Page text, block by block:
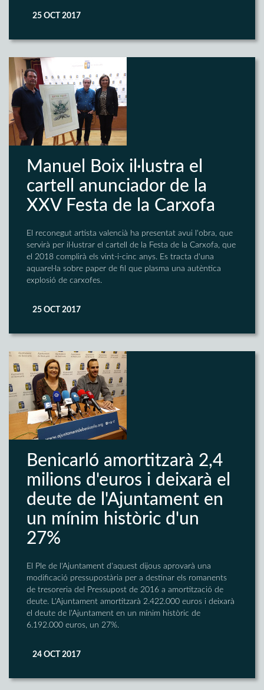
25 OCT 2017
Manuel Boix il·lustra el
cartell anunciador de la
XXV Festa de la Carxofa
El reconegut artista valencià ha presentat avui l'obra, que
servirà per il·lustrar el cartell de la Festa de la Carxofa, que
el 2018 complirà els vint-i-cinc anys. Es tracta d'una
aquarel·la sobre paper de fil que plasma una autèntica
explosió de carxofes.
25 OCT 2017
Benicarló amortitzarà 2,4
milions d'euros i deixarà el
deute de l'Ajuntament en
un mínim històric d'un
27%
El Ple de l'Ajuntament d'aquest dijous aprovarà una
modificació pressupostària per a destinar els romanents
de tresoreria del Pressupost de 2016 a amortització de
deute. L'Ajuntament amortitzarà 2.422.000 euros i deixarà
el deute de l'Ajuntament en un mínim històric de
6.192.000 euros, un 27%.
24 OCT 2017